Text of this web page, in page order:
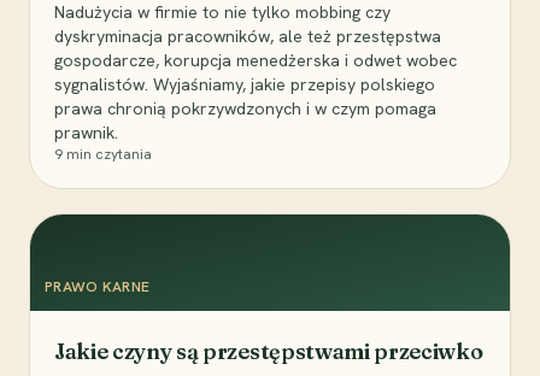
Nadużycia w firmie to nie tylko mobbing czy
dyskryminacja pracowników, ale też przestępstwa
gospodarcze, korupcja menedżerska i odwet wobec
sygnalistów. Wyjaśniamy, jakie przepisy polskiego
prawa chronią pokrzywdzonych i w czym pomaga
prawnik.
9 min czytania
PRAWO KARNE
Jakie czyny są przestępstwami przeciwko